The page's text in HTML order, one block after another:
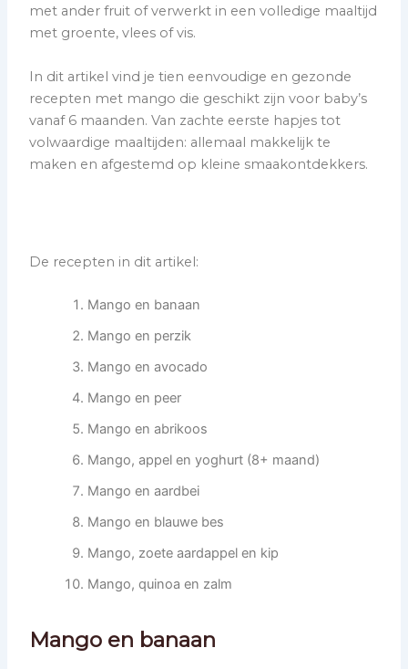
met ander fruit of verwerkt in een volledige maaltijd
met groente, vlees of vis.
In dit artikel vind je tien eenvoudige en gezonde
recepten met mango die geschikt zijn voor baby’s
vanaf 6 maanden. Van zachte eerste hapjes tot
volwaardige maaltijden: allemaal makkelijk te
maken en afgestemd op kleine smaakontdekkers.
De recepten in dit artikel:
Mango en banaan
Mango en perzik
Mango en avocado
Mango en peer
Mango en abrikoos
Mango, appel en yoghurt (8+ maand)
Mango en aardbei
Mango en blauwe bes
Mango, zoete aardappel en kip
Mango, quinoa en zalm
Mango en banaan